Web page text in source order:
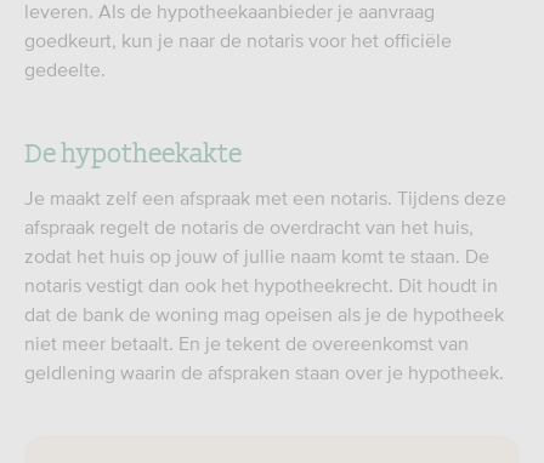
leveren. Als de hypotheekaanbieder je aanvraag
goedkeurt, kun je naar de notaris voor het officiële
gedeelte.
De hypotheekakte
Je maakt zelf een afspraak met een notaris. Tijdens deze
afspraak regelt de notaris de overdracht van het huis,
zodat het huis op jouw of jullie naam komt te staan. De
notaris vestigt dan ook het hypotheekrecht. Dit houdt in
dat de bank de woning mag opeisen als je de hypotheek
niet meer betaalt. En je tekent de overeenkomst van
geldlening waarin de afspraken staan over je hypotheek.